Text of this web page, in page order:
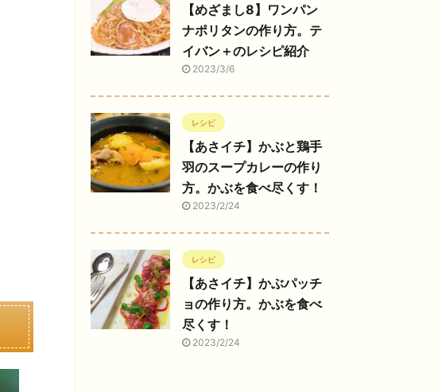
【めざまし8】ワンパン
ナポリタンの作り方。テ
イバン＋のレシピ紹介
2023/3/6
レシピ
【あさイチ】かぶと鶏手
羽のスープカレーの作り
方。かぶを食べ尽くす！
2023/2/24
レシピ
【あさイチ】かぶパッチ
ョの作り方。かぶを食べ
尽くす！
2023/2/24